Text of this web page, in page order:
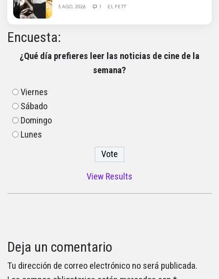
5 AGO, 2026 1 EL FETT
Encuesta:
¿Qué día prefieres leer las noticias de cine de la
semana?
Viernes
Sábado
Domingo
Lunes
View Results
Deja un comentario
Tu dirección de correo electrónico no será publicada.